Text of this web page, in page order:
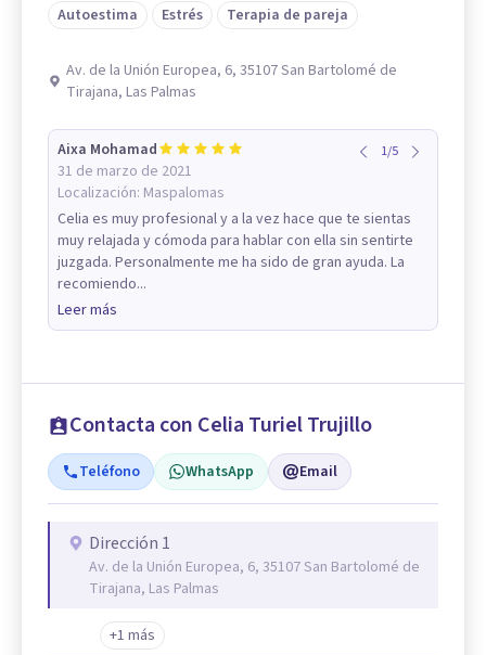
Autoestima
Estrés Terapia de pareja
Av. de la Unión Europea, 6, 35107 San Bartolomé de
Tirajana, Las Palmas
Aixa Mohamad
31 de marzo de 2021
Localización: Maspalomas
1/5
Celia es muy profesional y a la vez hace que te sientas
muy relajada y cómoda para hablar con ella sin sentirte
juzgada. Personalmente me ha sido de gran ayuda. La
recomiendo...
Leer más
Contacta con Celia Turiel Trujillo
Teléfono WhatsApp Email
Dirección 1
Av. de la Unión Europea, 6, 35107 San Bartolomé de
Tirajana, Las Palmas
+1 más